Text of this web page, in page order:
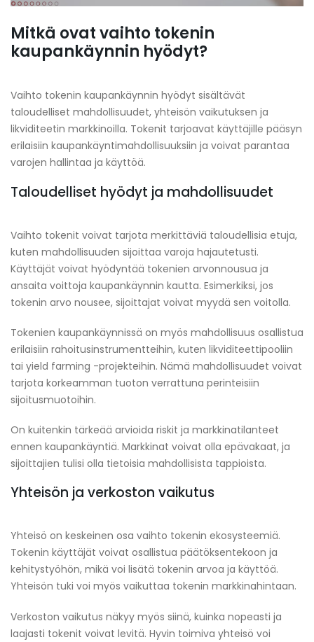
Mitkä ovat vaihto tokenin
kaupankäynnin hyödyt?
Vaihto tokenin kaupankäynnin hyödyt sisältävät
taloudelliset mahdollisuudet, yhteisön vaikutuksen ja
likviditeetin markkinoilla. Tokenit tarjoavat käyttäjille pääsyn
erilaisiin kaupankäyntimahdollisuuksiin ja voivat parantaa
varojen hallintaa ja käyttöä.
Taloudelliset hyödyt ja mahdollisuudet
Vaihto tokenit voivat tarjota merkittäviä taloudellisia etuja,
kuten mahdollisuuden sijoittaa varoja hajautetusti.
Käyttäjät voivat hyödyntää tokenien arvonnousua ja
ansaita voittoja kaupankäynnin kautta. Esimerkiksi, jos
tokenin arvo nousee, sijoittajat voivat myydä sen voitolla.
Tokenien kaupankäynnissä on myös mahdollisuus osallistua
erilaisiin rahoitusinstrumentteihin, kuten likviditeettipooliin
tai yield farming -projekteihin. Nämä mahdollisuudet voivat
tarjota korkeamman tuoton verrattuna perinteisiin
sijoitusmuotoihin.
On kuitenkin tärkeää arvioida riskit ja markkinatilanteet
ennen kaupankäyntiä. Markkinat voivat olla epävakaat, ja
sijoittajien tulisi olla tietoisia mahdollisista tappioista.
Yhteisön ja verkoston vaikutus
Yhteisö on keskeinen osa vaihto tokenin ekosysteemiä.
Tokenin käyttäjät voivat osallistua päätöksentekoon ja
kehitystyöhön, mikä voi lisätä tokenin arvoa ja käyttöä.
Yhteisön tuki voi myös vaikuttaa tokenin markkinahintaan.
Verkoston vaikutus näkyy myös siinä, kuinka nopeasti ja
laajasti tokenit voivat levitä. Hyvin toimiva yhteisö voi